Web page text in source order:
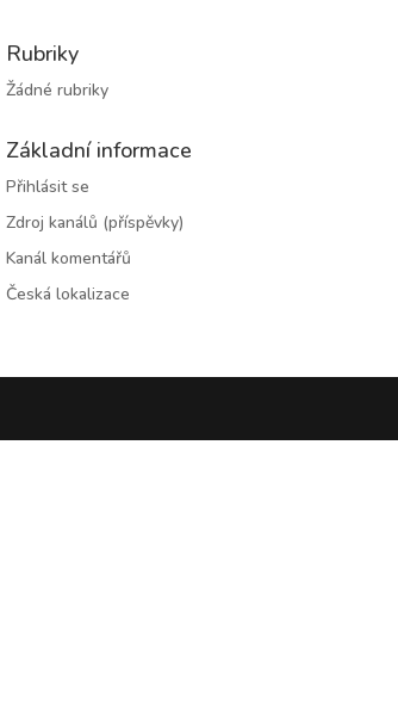
Rubriky
Žádné rubriky
Základní informace
Přihlásit se
Zdroj kanálů (příspěvky)
Kanál komentářů
Česká lokalizace